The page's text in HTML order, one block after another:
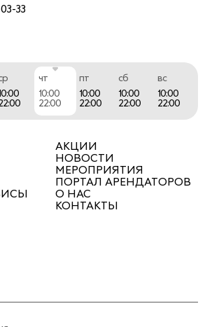
33
чт
10:00
22:00
пт
10:00
22:00
сб
10:00
22:00
вс
10:00
22:00
АКЦИИ
НОВОСТИ
МЕРОПРИЯТИЯ
ПОРТАЛ АРЕНДАТОРОВ
О НАС
КОНТАКТЫ